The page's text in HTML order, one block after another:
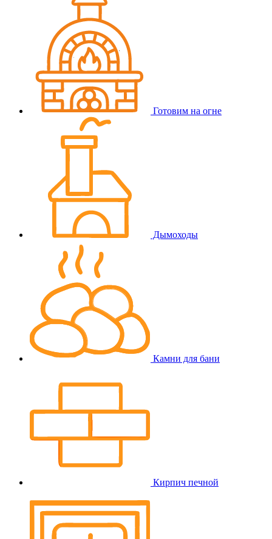
Готовим на огне
Дымоходы
Камни для бани
Кирпич печной